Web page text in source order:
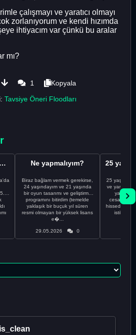
çalışmayı ve yaratıcı olmayı
zorlanıyorum ve kendi hızımda
ihtiyacım var çünkü bu aralar
mı?
1
Kopyala
Tavsiye Öneri Floodları
Nörodiverjan Tıp Öğrencisi Yeni Bir Yol Arıyor Ne yapmalıyım?
Biraz bağlam vermek gerekirse,
24 yaşındayım ve 21 yaşında
bir oyun tasarımı ve geliştirme
programını bitirdim (temelde
yaklaşık bir buçuk yıl süren
resmi olmayan bir yüksek lisans
e�...
29.05.2026 0
25
ve yanlış
cesaretimin